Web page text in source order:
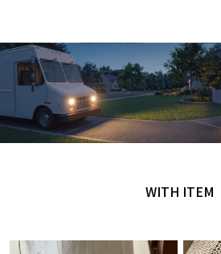
GET IT TODAY
WITH ITEM